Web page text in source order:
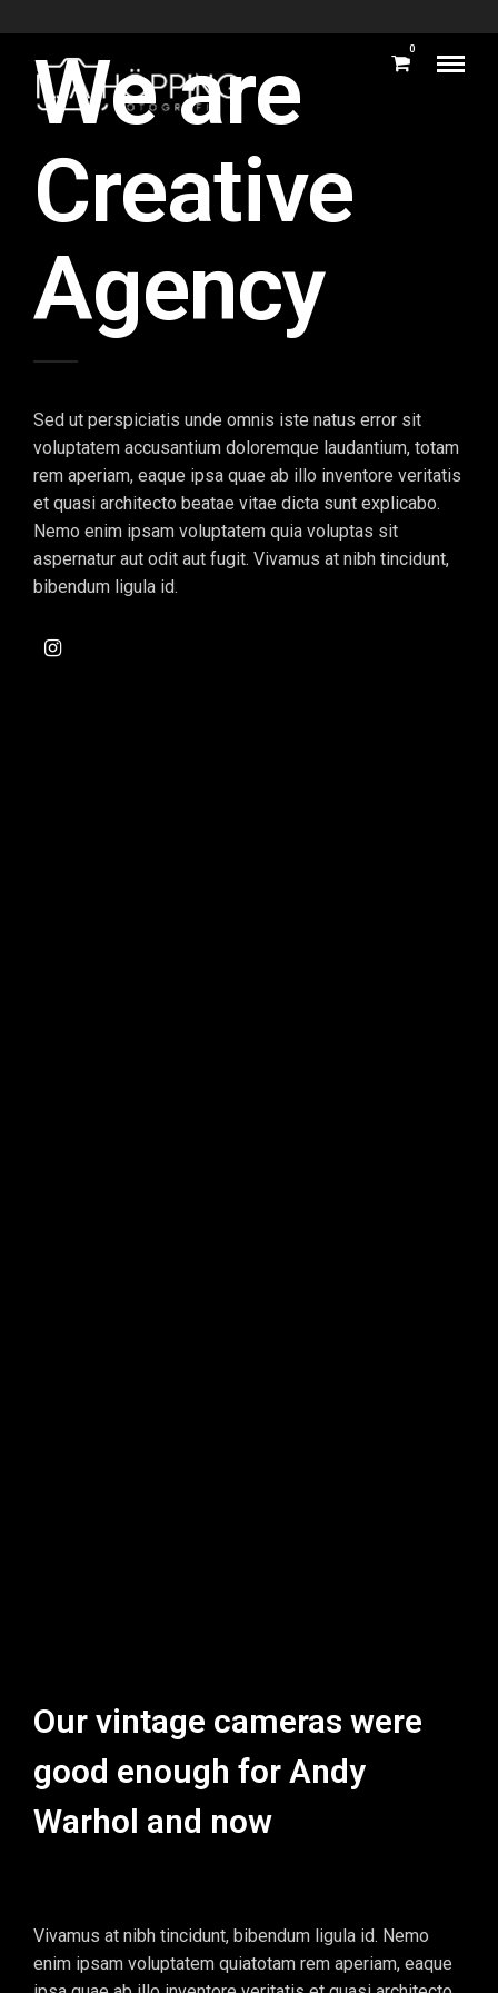
0
We are
Creative
Agency
Sed ut perspiciatis unde omnis iste natus error sit
voluptatem accusantium doloremque laudantium, totam
rem aperiam, eaque ipsa quae ab illo inventore veritatis
et quasi architecto beatae vitae dicta sunt explicabo.
Nemo enim ipsam voluptatem quia voluptas sit
aspernatur aut odit aut fugit. Vivamus at nibh tincidunt,
bibendum ligula id.
Our vintage cameras were
good enough for Andy
Warhol and now
Vivamus at nibh tincidunt, bibendum ligula id. Nemo
enim ipsam voluptatem quiatotam rem aperiam, eaque